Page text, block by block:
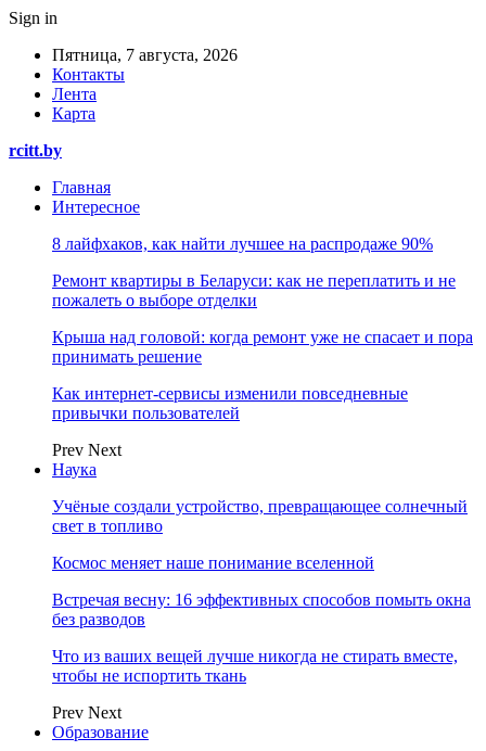
Sign in
Пятница, 7 августа, 2026
Контакты
Лента
Карта
rcitt.by
Главная
Интересное
8 лайфхаков, как найти лучшее на распродаже 90%
Ремонт квартиры в Беларуси: как не переплатить и не
пожалеть о выборе отделки
Крыша над головой: когда ремонт уже не спасает и пора
принимать решение
Как интернет-сервисы изменили повседневные
привычки пользователей
Prev Next
Наука
Учёные создали устройство, превращающее солнечный
свет в топливо
Космос меняет наше понимание вселенной
Встречая весну: 16 эффективных способов помыть окна
без разводов
Что из ваших вещей лучше никогда не стирать вместе,
чтобы не испортить ткань
Prev Next
Образование